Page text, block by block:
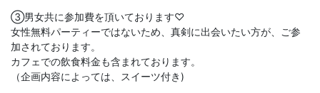
③男女共に参加費を頂いております♡
女性無料パーティーではないため、真剣に出会いたい方が、ご参
加されております。
カフェでの飲食料金も含まれております。
（企画内容によっては、スイーツ付き)